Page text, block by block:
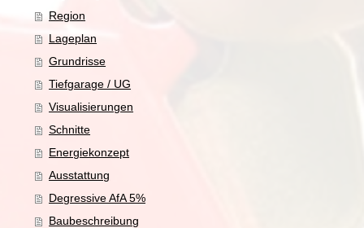
Region
Lageplan
Grundrisse
Tiefgarage / UG
Visualisierungen
Schnitte
Energiekonzept
Ausstattung
Degressive AfA 5%
Baubeschreibung